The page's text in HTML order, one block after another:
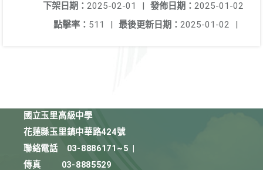
發佈日期： 2025-01-02
下架日期： 2025-02-01
|
最後更新日期： 2025-01-02 |
點擊率： 511 |
國立玉里高級中學
花蓮縣玉里鎮中華路424號
聯絡電話
03-8886171~5
傳真
03-8885529